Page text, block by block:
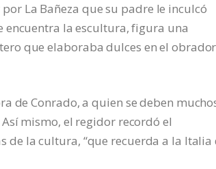
La Bañeza que su padre le inculcó
encuentra la escultura, figura una
que elaboraba dulces en el obrador
de Conrado, a quien se deben
mismo, el regidor recordó el
de la cultura, “que recuerda a la Italia